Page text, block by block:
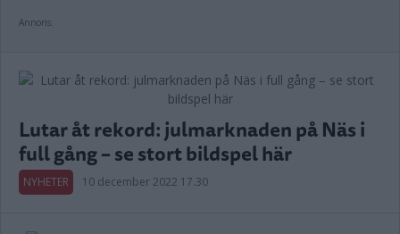
Annons:
Lutar åt rekord: julmarknaden på Näs i
full gång – se stort bildspel här
NYHETER 10 december 2022 17.30